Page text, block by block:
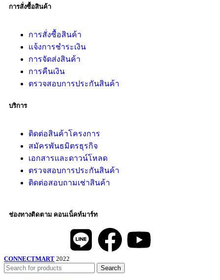
การสั่งซื้อสินค้า
การสั่งซื้อสินค้า
แจ้งการชำระเงิน
การจัดส่งสินค้า
การคืนเงิน
ตรวจสอบการประกันสินค้า
บริการ
ติดต่อสินค้าโครงการ
สมัครพันธมิตรธุรกิจ
เอกสารและดาวน์โหลด
ตรวจสอบการประกันสินค้า
ติดต่อสอบถามเช่าสินค้า
ช่องทางติดตาม คอนเน็คท์มาร์ท
CONNECTMART 2022
Search